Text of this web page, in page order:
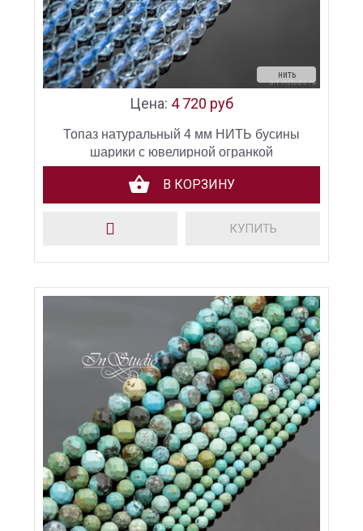
нить
Цена: 4 720 руб
Топаз натуральный 4 мм НИТЬ бусины
шарики с ювелирной огранкой
В КОРЗИНУ
КУПИТЬ